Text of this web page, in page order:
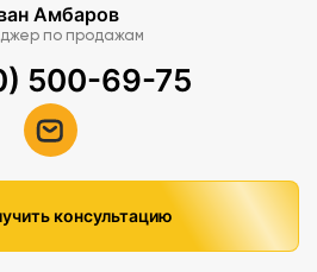
Амбаров
по продажам
500-69-75
консультацию